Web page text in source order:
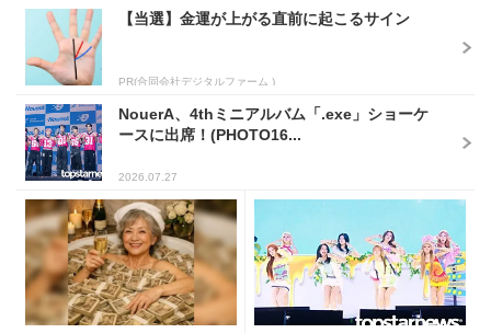
【当選】金運が上がる直前に起こるサイン
PR(合同会社デジタルファーム )
NouerA、4thミニアルバム「.exe」ショーケ
ースに出席！(PHOTO16...
2026.07.27